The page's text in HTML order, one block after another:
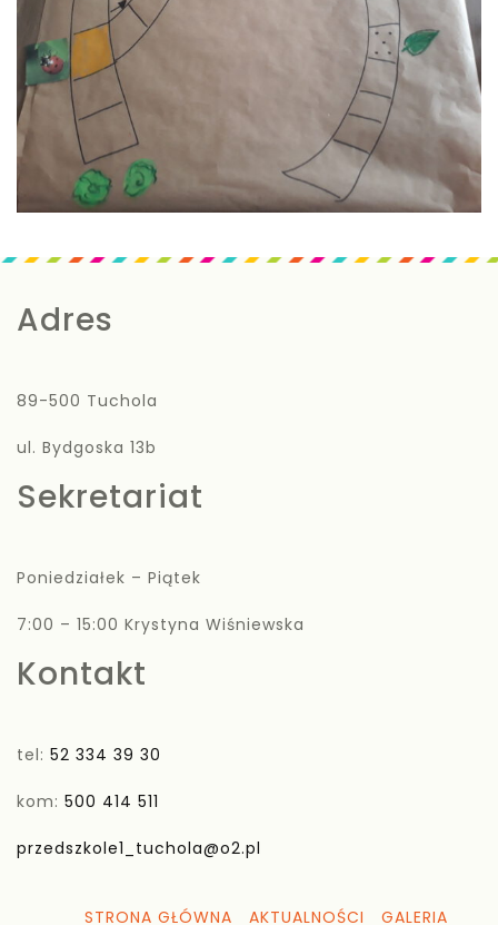
Adres
89-500 Tuchola
ul. Bydgoska 13b
Sekretariat
Poniedziałek – Piątek
7:00 – 15:00 Krystyna Wiśniewska
Kontakt
tel: 52 334 39 30
kom: 500 414 511
przedszkole1_tuchola@o2.pl
STRONA GŁÓWNA AKTUALNOŚCI GALERIA